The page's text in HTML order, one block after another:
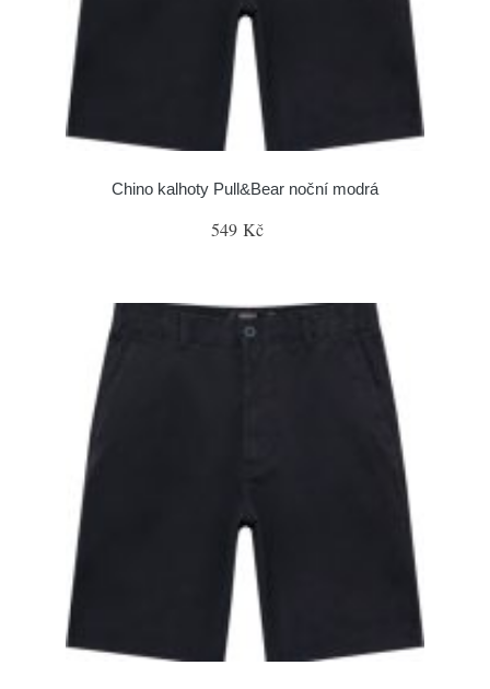
Chino kalhoty Pull&Bear noční modrá
549 Kč